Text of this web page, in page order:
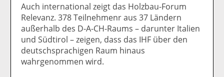
Auch international zeigt das Holzbau-Forum
Relevanz. 378 Teilnehmenr aus 37 Ländern
außerhalb des D-A-CH-Raums – darunter Italien
und Südtirol – zeigen, dass das IHF über den
deutschsprachigen Raum hinaus
wahrgenommen wird.